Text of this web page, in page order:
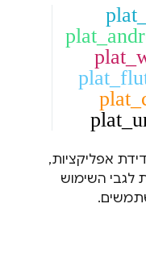
אפליקציות,
לגבי השימוש